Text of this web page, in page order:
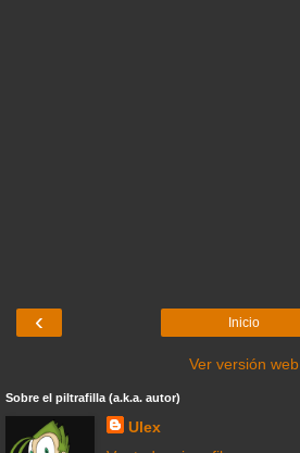
‹ Inicio
Ver versión web
Sobre el piltrafilla (a.k.a. autor)
Ulex